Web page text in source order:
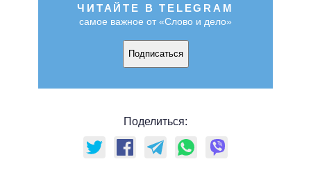
ЧИТАЙТЕ В TELEGRAM
самое важное от «Слово и дело»
Подписаться
Поделиться: